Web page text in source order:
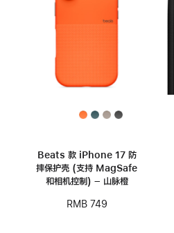
Beats 款 iPhone 17 防
摔保护壳 (支持 MagSafe
和相机控制) – 山脉橙
RMB 749